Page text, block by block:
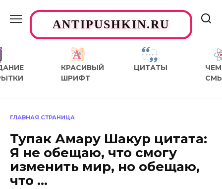
содержаниюANTIPUSHKIN.RU
КРАСИВЫЙ
ШРИФТ
ЦИТАТЫ
ЧЕМ
ГЛАВНАЯ СТРАНИЦА
Тупак Амару Шакур цитата:
Я не обещаю, что смогу
изменить мир, но обещаю,
что …